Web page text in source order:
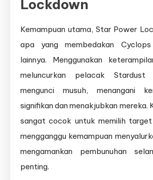
Lockdown
Kemampuan utama, Star Power
apa yang membedakan
lainnya. Menggunakan
meluncurkan pelacak Stardust
mengunci musuh, menangani
signifikan dan menakjubkan mereka.
sangat cocok untuk memilih
mengganggu kemampuan
mengamankan pembunuhan
penting.